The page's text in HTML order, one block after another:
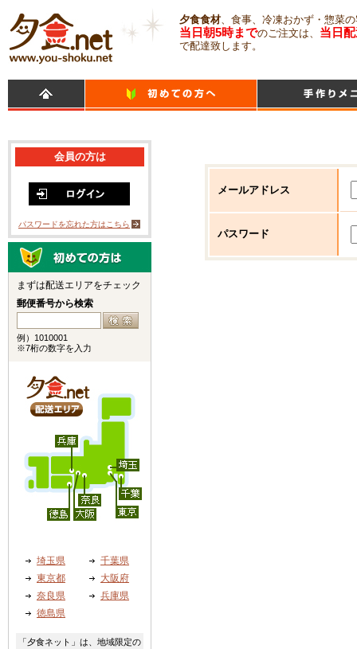
夕食食材、食事、冷凍おかず・惣菜
当日朝5時までのご注文は、 当日
で配達致します。
メールアドレス
パスワード
会員の方は
パスワードを忘れた方はこちら
まずは配送エリアをチェック
郵便番号から検索
例）1010001
※7桁の数字を入力
埼玉県
千葉県
東京都
大阪府
奈良県
兵庫県
徳島県
「夕食ネット」は、地域限定の